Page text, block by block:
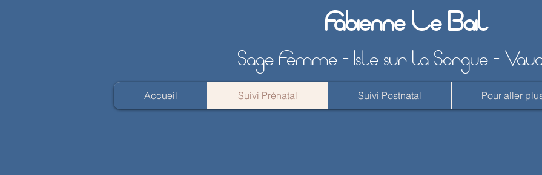
Fabienne Le Bail
Sage Femme - Isle sur la Sorgue -
Accueil Suivi Prénatal Suivi Postnatal Pour aller